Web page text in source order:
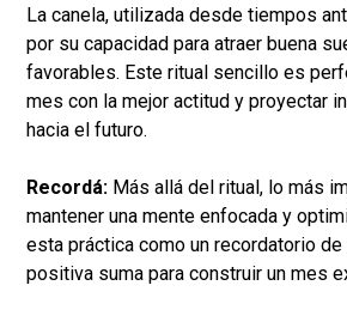
La canela, utilizada desde tiempos
por su capacidad para atraer buena
favorables. Este ritual sencillo es
mes con la mejor actitud y proyectar
hacia el futuro.
Recordá: Más allá del ritual, lo más
mantener una mente enfocada y
esta práctica como un recordatorio de
positiva suma para construir un mes